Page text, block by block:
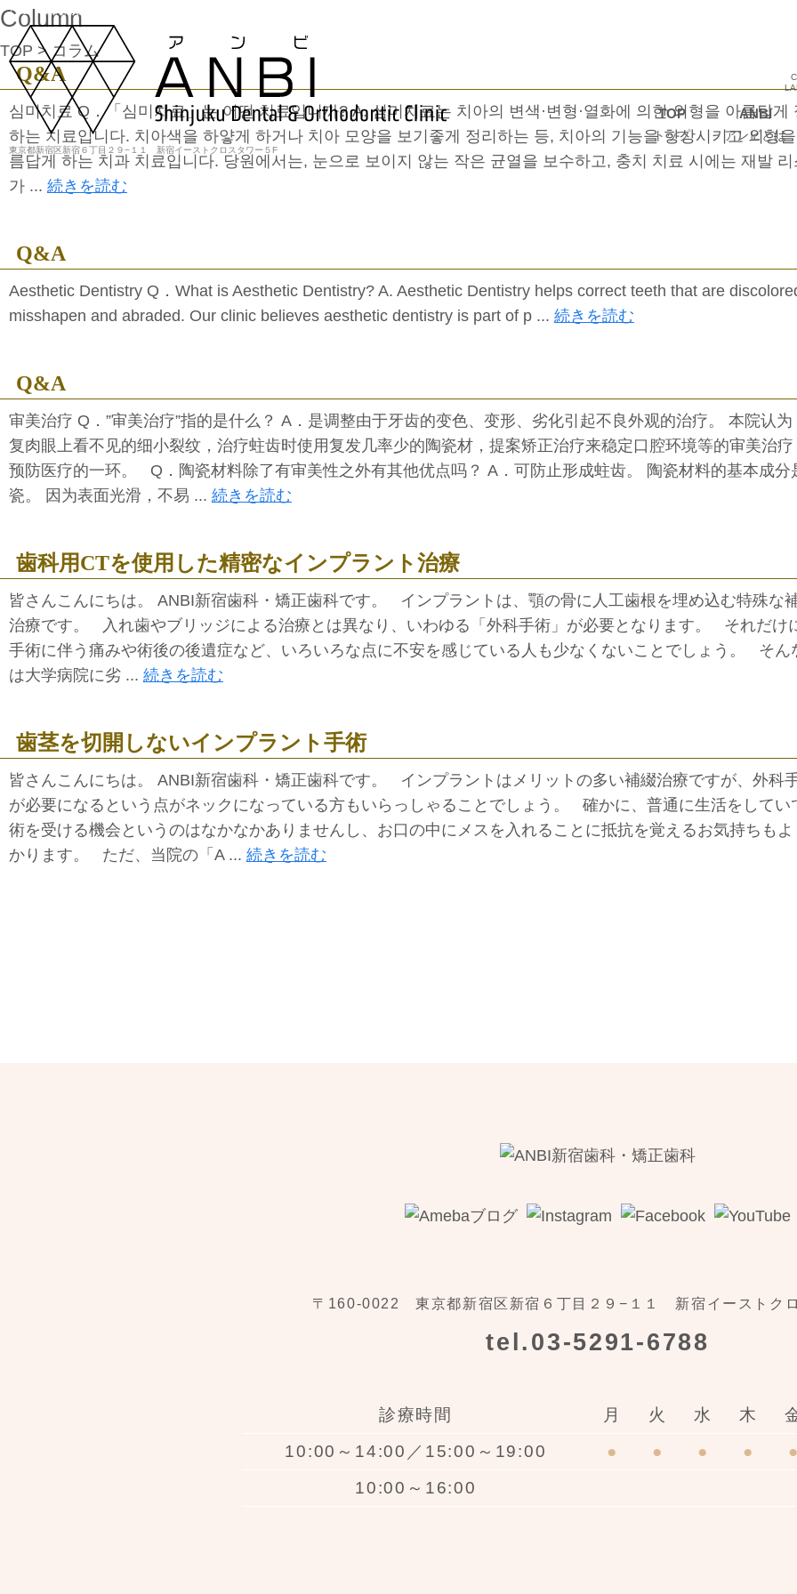
コラム｜東新宿で歯科をお探しの方はANBI新宿歯科・矯正歯科まで
東京都新宿区新宿６丁目２９−１１ 新宿イーストクロスタワー５F
TOP
トップ
ANBI
アンビとは
Column
TOP > コラム
Q&A
심미치료 Q．「심미치료」는 어떤 치료입니까? A. 심미치료는 치아의 변색·변형·열화에 의한 외형을 아름답게
하는 치료입니다. 치아색을 하얗게 하거나 치아 모양을 보기좋게 정리하는 등, 치아의 기능을 향상시키고 외형
름답게 하는 치과 치료입니다. 당원에서는, 눈으로 보이지 않는 작은 균열을 보수하고, 충치 치료 시에는 재발 리
가 ... 続きを読む
Q&A
Aesthetic Dentistry Q．What is Aesthetic Dentistry? A. Aesthetic Dentistry helps correct teeth that are
misshapen and abraded. Our clinic believes aesthetic dentistry is part of p ... 続きを読む
Q&A
审美治疗 Q．”审美治疗”指的是什么？ A．是调整由于牙齿的变色、变形、劣化引起不良外观的治疗。 本院认为
复肉眼上看不见的细小裂纹，治疗蛀齿时使用复发几率少的陶瓷材，提案矫正治疗来稳定口腔环境等的审美治疗
预防医疗的一环。 Q．陶瓷材料除了有审美性之外有其他优点吗？ A．可防止形成蛀齿。 陶瓷材料的基本成分
瓷。 因为表面光滑，不易 ... 続きを読む
歯科用CTを使用した精密なインプラント治療
皆さんこんにちは。 ANBI新宿歯科・矯正歯科です。 インプラントは、顎の骨に人工歯根を埋め込む特殊な
治療です。 入れ歯やブリッジによる治療とは異なり、いわゆる「外科手術」が必要となります。 それだけ
手術に伴う痛みや術後の後遺症など、いろいろな点に不安を感じている人も少なくないことでしょう。 そん
は大学病院に劣 ... 続きを読む
歯茎を切開しないインプラント手術
皆さんこんにちは。 ANBI新宿歯科・矯正歯科です。 インプラントはメリットの多い補綴治療ですが、外科
が必要になるという点がネックになっている方もいらっしゃることでしょう。 確かに、普通に生活をしてい
術を受ける機会というのはなかなかありませんし、お口の中にメスを入れることに抵抗を覚えるお気持ちもよ
かります。 ただ、当院の「A ... 続きを読む
〒160-0022東京都新宿区新宿６丁目２９−１１ 新宿イーストク
tel. 03-5291-6788
診療時間 月 火 水 木
10:00～14:00／ 15:00～19:00 ● ● ● ● ●
10:00～16:00